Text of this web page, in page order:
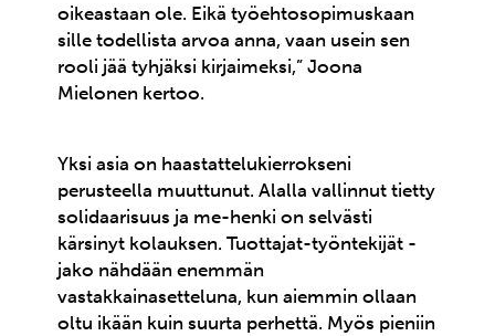
oikeastaan ole. Eikä työehtosopimuskaan
sille todellista arvoa anna, vaan usein sen
rooli jää tyhjäksi kirjaimeksi,” Joona
Mielonen kertoo.
Yksi asia on haastattelukierrokseni
perusteella muuttunut. Alalla vallinnut tietty
solidaarisuus ja me-henki on selvästi
kärsinyt kolauksen. Tuottajat-työntekijät -
jako nähdään enemmän
vastakkainasetteluna, kun aiemmin ollaan
oltu ikään kuin suurta perhettä. Myös pieniin